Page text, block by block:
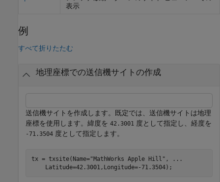
表示
例
すべて折りたたむ
地理座標での送信機サイトの作成
送信機サイトを作成します。既定では、送信機サイトは地理
座標を使用します。緯度を 42.3001 度として指定し、経度を
-71.3504 度として指定します。
tx = txsite(Name="MathWorks Apple Hill" ,
...
    Latitude=42.3001,Longitude=-71.3504);